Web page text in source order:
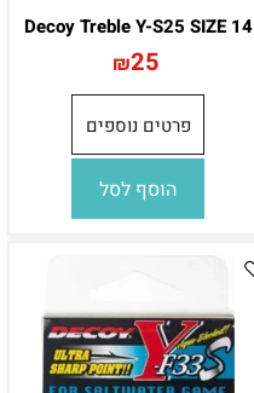
Decoy Treble Y-S25 SIZE 14
₪25
פרטים נוספים
הוסף לסל